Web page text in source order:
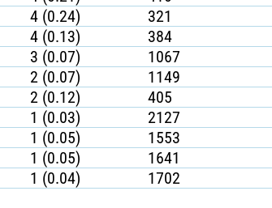
4 (0.24) 321
4 (0.13) 384
3 (0.07) 1067
2 (0.07) 1149
2 (0.12) 405
1 (0.03) 2127
1 (0.05) 1553
1 (0.05) 1641
1 (0.04) 1702